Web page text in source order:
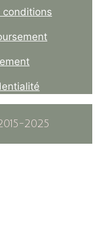
conditions
2025